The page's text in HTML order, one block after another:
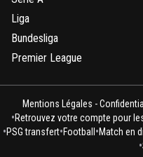
Liga
Bundesliga
Premier League
Mentions Légales -
•Retrouvez votre compte pour
•PSG transfert•Football •Match en
•